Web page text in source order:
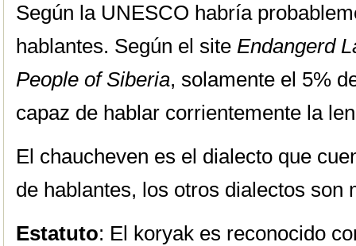
Según la UNESCO habría
hablantes. Según el site Endangerd
People of Siberia, solamente el 5%
capaz de hablar corrientemente la
El chaucheven es el dialecto que
de hablantes, los otros dialectos son
Estatuto: El koryak es reconocido